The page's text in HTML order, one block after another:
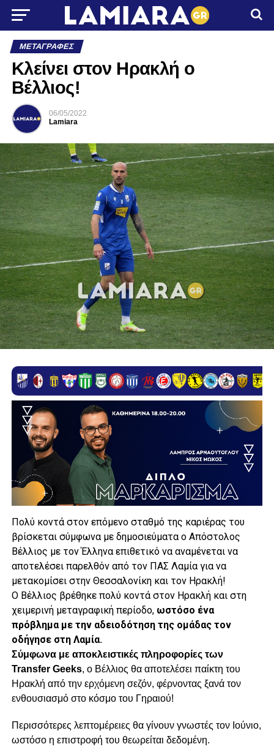
ΜΕΤΑΓΡΑΦΈΣ
Κλείνει στον Ηρακλή ο
Βέλλιος!
06/05/2022
Lamiara
Πολύ κοντά στον επόμενο σταθμό της καριέρας του
βρίσκεται σύμφωνα με δημοσιεύματα ο Απόστολος
Βέλλιος με τον Έλληνα επιθετικό να αναμένεται να
αποτελέσει παρελθόν από τον ΠΑΣ Λαμία για να
μετακομίσει στην Θεσσαλονίκη και τον Ηρακλή!
Ο Βέλλιος βρέθηκε πολύ κοντά στον Ηρακλή και στη
χειμερινή μεταγραφική περίοδο, ωστόσο ένα
πρόβλημα με την αδειοδότηση της ομάδας τον
οδήγησε στη Λαμία.
Σύμφωνα με αποκλειστικές πληροφορίες των
Transfer Geeks, ο Βέλλιος θα αποτελέσει παίκτη του
Ηρακλή από την ερχόμενη σεζόν, φέρνοντας ξανά τον
ενθουσιασμό στο κόσμο του Γηραιού!
Περισσότερες λεπτομέρειες θα γίνουν γνωστές τον Ιούνιο,
ωστόσο η επιστροφή του θεωρείται δεδομένη.